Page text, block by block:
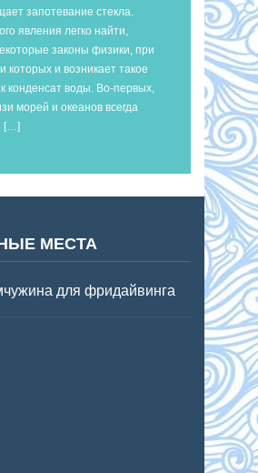
запотевание стекла.
явления легко найти,
законы физики, при
которых и возникает такое
конденсат воды. Во-первых,
морей и океанов всегда
[…]
МЕСТА
для фридайвинга